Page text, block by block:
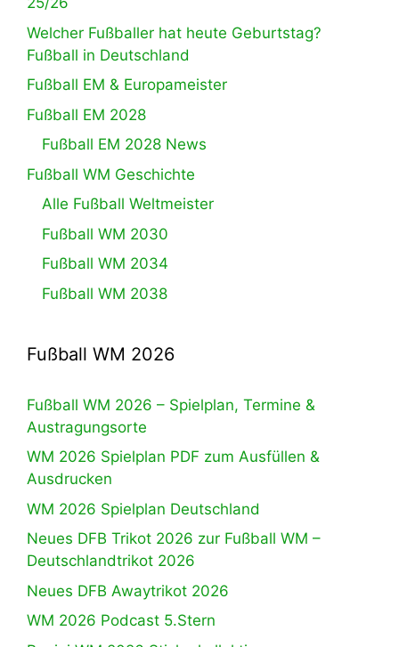
Welcher Fußballer hat heute Geburtstag?
Fußball in Deutschland
Fußball EM & Europameister
Fußball EM 2028
Fußball EM 2028 News
Fußball WM Geschichte
Alle Fußball Weltmeister
Fußball WM 2030
Fußball WM 2034
Fußball WM 2038
Fußball WM 2026
Fußball WM 2026 – Spielplan, Termine &
Austragungsorte
WM 2026 Spielplan PDF zum Ausfüllen &
Ausdrucken
WM 2026 Spielplan Deutschland
Neues DFB Trikot 2026 zur Fußball WM –
Deutschlandtrikot 2026
Neues DFB Awaytrikot 2026
WM 2026 Podcast 5.Stern